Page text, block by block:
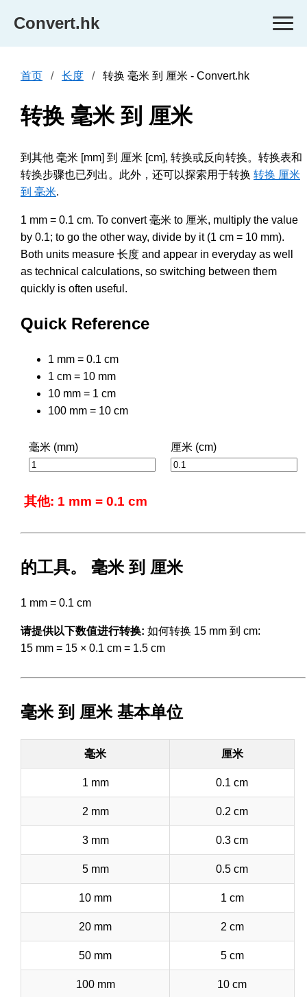
Convert.hk
首页 长度 转换 毫米 到 厘米 - Convert.hk
转换 毫米 到 厘米
到其他 毫米 [mm] 到 厘米 [cm], 转换或反向转换。转换表和
转换步骤也已列出。此外，还可以探索用于转换 转换 厘米
到 毫米.
1 mm = 0.1 cm. To convert 毫米 to 厘米, multiply the value
by 0.1; to go the other way, divide by it (1 cm = 10 mm).
Both units measure 长度 and appear in everyday as well
as technical calculations, so switching between them
quickly is often useful.
Quick Reference
1 mm = 0.1 cm
1 cm = 10 mm
10 mm = 1 cm
100 mm = 10 cm
毫米 (mm) 厘米 (cm)
其他: 1 mm = 0.1 cm
的工具。 毫米 到 厘米
1 mm = 0.1 cm
请提供以下数值进行转换: 如何转换 15 mm 到 cm:
15 mm = 15 × 0.1 cm = 1.5 cm
毫米 到 厘米 基本单位
毫米 厘米
1 mm 0.1 cm
2 mm 0.2 cm
3 mm 0.3 cm
5 mm 0.5 cm
10 mm 1 cm
20 mm 2 cm
50 mm 5 cm
100 mm 10 cm